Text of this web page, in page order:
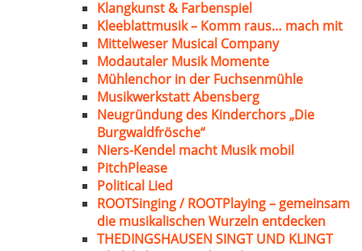
Klangkunst & Farbenspiel
Kleeblattmusik – Komm raus… mach mit
Mittelweser Musical Company
Modautaler Musik Momente
Mühlenchor in der Fuchsenmühle
Musikwerkstatt Abensberg
Neugründung des Kinderchors „Die
Burgwaldfrösche“
Niers-Kendel macht Musik mobil
PitchPlease
Political Lied
ROOTSinging / ROOTPlaying – gemeinsam
die musikalischen Wurzeln entdecken
THEDINGSHAUSEN SINGT UND KLINGT